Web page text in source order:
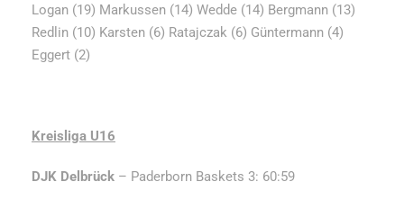
Logan (19) Markussen (14) Wedde (14) Bergmann (13)
Redlin (10) Karsten (6) Ratajczak (6) Güntermann (4)
Eggert (2)
Kreisliga U16
DJK Delbrück – Paderborn Baskets 3: 60:59